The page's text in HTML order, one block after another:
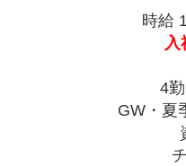
時給
入
4
GW・夏